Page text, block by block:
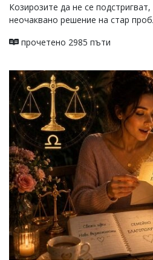
Козирозите да не се
неочаквано решение на стар
прочетено 2985 пъти